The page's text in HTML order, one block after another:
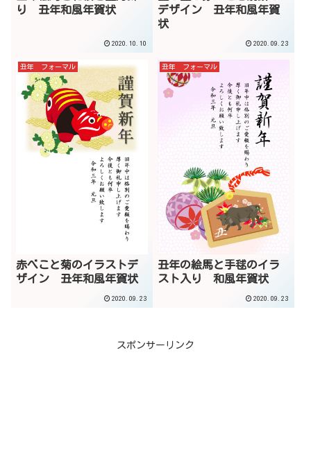
り 丑年和風年賀状
2020.10.10
デザイン 丑年和風年賀
状
2020.09.23
丑年 フォーマル
赤べこと菊のイラストデ
ザイン 丑年和風年賀状
2020.09.23
丑年 フォーマル
丑年の絵馬と手毬のイラ
スト入り 和風年賀状
2020.09.23
スポンサーリンク